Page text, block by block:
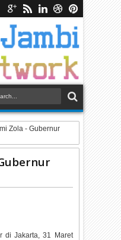
Zola - Gubernur
di Jakarta, 31 Maret